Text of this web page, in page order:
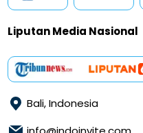
Liputan Media Nasional
Bali, Indonesia